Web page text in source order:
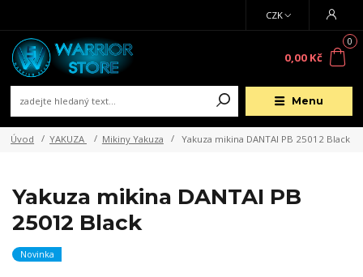
Menu
CZK
0
0,00 Kč
Úvod YAKUZA Mikiny Yakuza Yakuza mikina DANTAI PB 25012 Black
Yakuza mikina DANTAI PB
25012 Black
Novinka